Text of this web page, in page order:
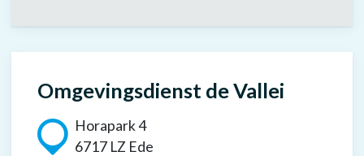
Omgevingsdienst de Vallei
Horapark 4
6717 LZ Ede